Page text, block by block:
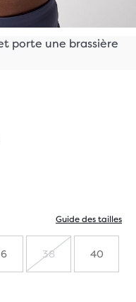
porte une brassière
Guide des tailles
38 40